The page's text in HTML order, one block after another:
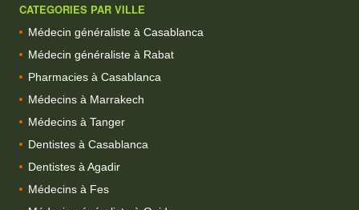
CATEGORIES PAR VILLE
Médecin généraliste à Casablanca
Médecin généraliste à Rabat
Pharmacies à Casablanca
Médecins à Marrakech
Médecins à Tanger
Dentistes à Casablanca
Dentistes à Agadir
Médecins à Fes